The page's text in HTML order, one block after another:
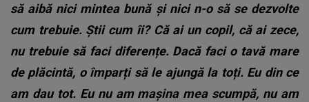
să aibă nici mintea bună și nici n-o să se dezvolte
cum trebuie. Știi cum îi? Că ai un copil, că ai zece,
nu trebuie să faci diferențe. Dacă faci o tavă mare
de plăcintă, o împarți să le ajungă la toți. Eu din ce
am dau tot. Eu nu am mașina mea scumpă, nu am